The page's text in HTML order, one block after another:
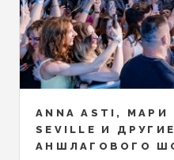
ANNA ASTI,
SEVILLE И
АНШЛАГОВОГО